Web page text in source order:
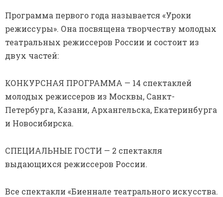
Программа первого года называется «Уроки
режиссуры». Она посвящена творчеству молодых
театральных режиссеров России и состоит из
двух частей:
КОНКУРСНАЯ ПРОГРАММА — 14 спектаклей
молодых режиссеров из Москвы, Санкт-
Петербурга, Казани, Архангельска, Екатеринбурга
и Новосибирска.
СПЕЦИАЛЬНЫЕ ГОСТИ — 2 спектакля
выдающихся режиссеров России.
Все спектакли «Биеннале театрального искусства.